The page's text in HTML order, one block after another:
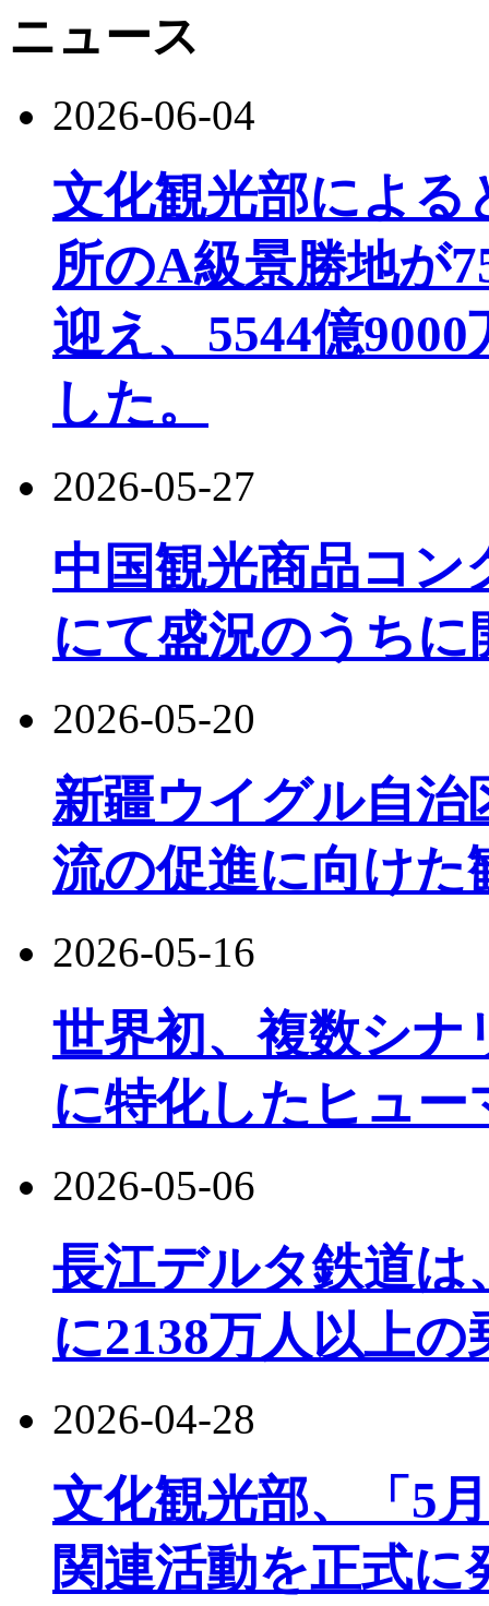
ニュース
2026-06-04
文化観光部による
所のA級景勝地が
迎え、5544億
した。
2026-05-27
中国観光商品コン
にて盛況のうち
2026-05-20
新疆ウイグル自治
流の促進に向けた
2026-05-16
世界初、複数シナ
に特化したヒュ
2026-05-06
長江デルタ鉄道は
に2138万人以上
2026-04-28
文化観光部、「5
関連活動を正式